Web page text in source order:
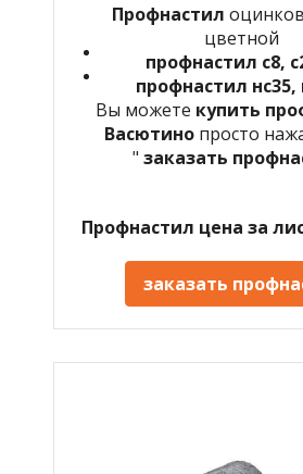
Профнастил
цветной
профнастил с8,
профнастил нс35,
Вы можете купить
Васютино просто
" заказать
Профнастил цена за
заказать